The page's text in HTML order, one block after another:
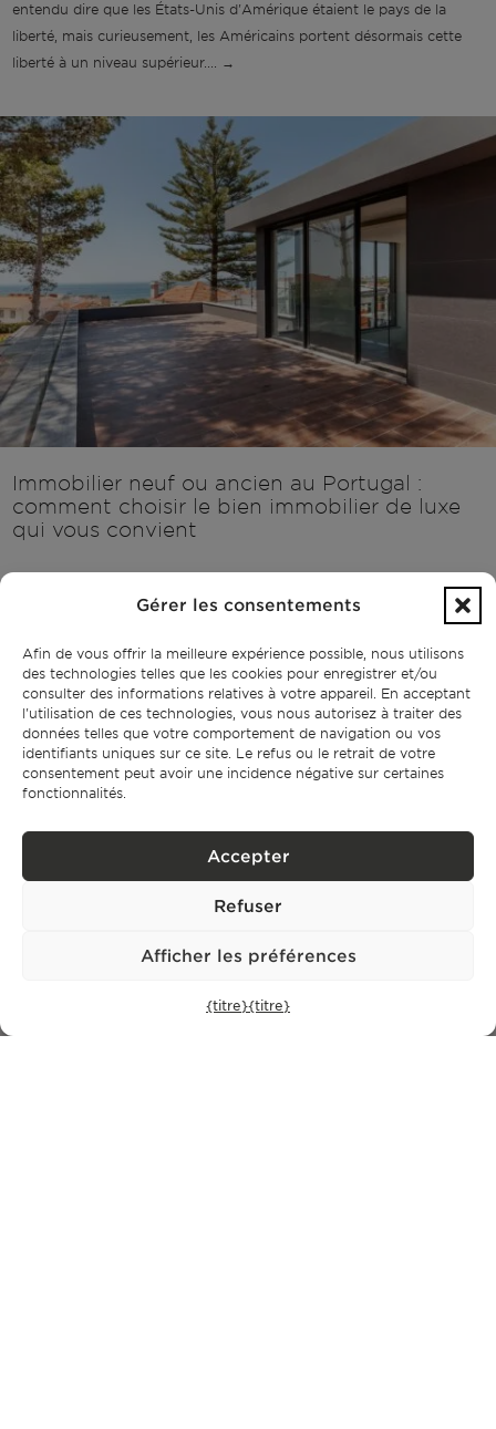
Gérer les consentements
Afin de vous offrir la meilleure expérience possible, nous utilisons
des technologies telles que les cookies pour enregistrer et/ou
consulter des informations relatives à votre appareil. En acceptant
l'utilisation de ces technologies, vous nous autorisez à traiter des
données telles que votre comportement de navigation ou vos
identifiants uniques sur ce site. Le refus ou le retrait de votre
consentement peut avoir une incidence négative sur certaines
fonctionnalités.
Accepter
Refuser
Afficher les préférences
{titre}{titre}
entendu dire que les États-Unis d'Amérique étaient le pays de la
liberté, mais curieusement, les Américains portent désormais cette
liberté à un niveau supérieur.... →
Immobilier neuf ou ancien au Portugal :
comment choisir le bien immobilier de luxe
qui vous convient
souhaite acheter un bien immobilier de luxe au Portugal est tôt ou
options peuvent s'avérer exceptionnelles, mais elles peuvent aussi
être décevantes, selon l'acheteur, ses motivations et l'emplacement
choisi.
S'abonner à notre lettre
d'information
connaître nos événements surainsi que nos propriétés